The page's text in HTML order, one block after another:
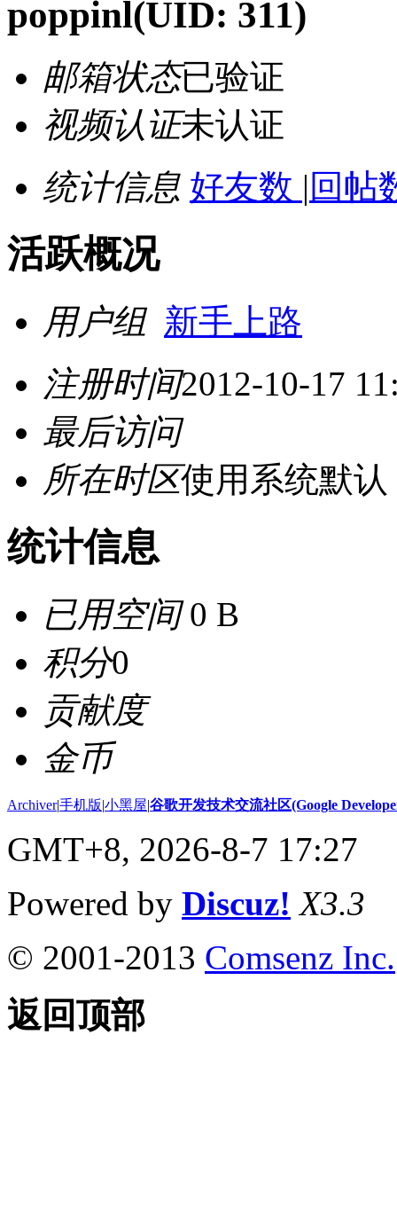
poppinl(UID: 311)
邮箱状态已验证
视频认证未认证
统计信息 好友数 | 回帖
活跃概况
用户组 新手上路
注册时间2012-10-17
最后访问
所在时区使用系统默认
统计信息
已用空间0 B
积分0
贡献度
金币
Archiver|手机版|小黑屋|谷歌开发技术交流社区(Google
GMT+8, 2026-8-7 17:27
Powered by Discuz! X3.3
© 2001-2013 Comsenz Inc.
返回顶部